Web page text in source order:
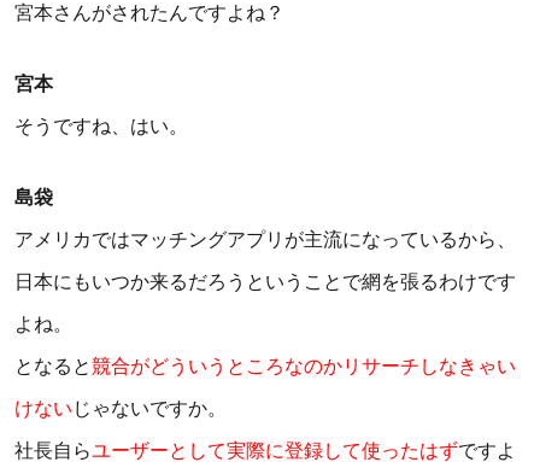
宮本さんがされたんですよね？
宮本
そうですね、はい。
島袋
アメリカではマッチングアプリが主流になっているから、
日本にもいつか来るだろうということで網を張るわけです
よね。
となると競合がどういうところなのかリサーチしなきゃい
けない じゃないですか。
社長自らユーザーとして実際に登録して使ったはずですよ